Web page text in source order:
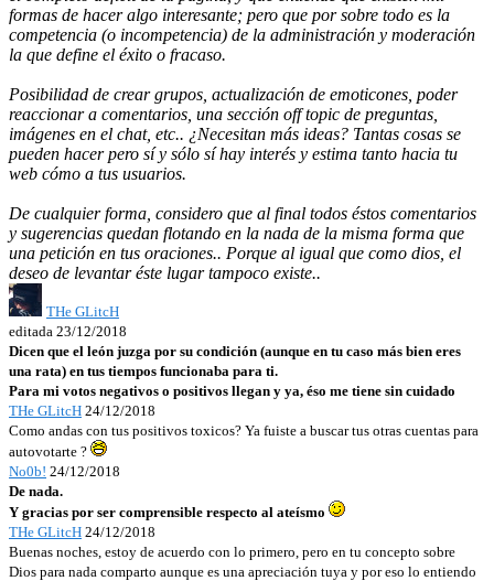
formas de hacer algo interesante; pero que por sobre todo es la
competencia (o incompetencia) de la administración y moderación
la que define el éxito o fracaso.
Posibilidad de crear grupos, actualización de emoticones, poder
reaccionar a comentarios, una sección off topic de preguntas,
imágenes en el chat, etc.. ¿Necesitan más ideas? Tantas cosas se
pueden hacer pero sí y sólo sí hay interés y estima tanto hacia tu
web cómo a tus usuarios.
De cualquier forma, considero que al final todos éstos comentarios
y sugerencias quedan flotando en la nada de la misma forma que
una petición en tus oraciones.. Porque al igual que como dios, el
deseo de levantar éste lugar tampoco existe..
THe GLitcH
editada 23/12/2018
Dicen que el león juzga por su condición (aunque en tu caso más bien eres
una rata) en tus tiempos funcionaba para ti.
Para mi votos negativos o positivos llegan y ya, éso me tiene sin cuidado
THe GLitcH 24/12/2018
Como andas con tus positivos toxicos? Ya fuiste a buscar tus otras cuentas para
autovotarte ?
No0b! 24/12/2018
De nada.
Y gracias por ser comprensible respecto al ateísmo
THe GLitcH 24/12/2018
Buenas noches, estoy de acuerdo con lo primero, pero en tu concepto sobre
Dios para nada comparto aunque es una apreciación tuya y por eso lo entiendo